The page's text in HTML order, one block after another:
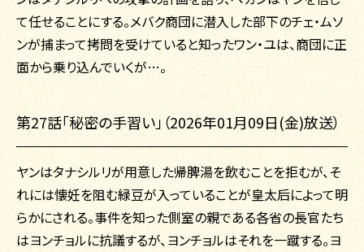
て任せることにする。メバク商団に潜入した部下のチェ・ムソ
ンが捕まって拷問を受けていると知ったワン・ユは、商団に正
面から乗り込んでいくが…。
第27話「秘密の手習い」（2026年01月09日(金)放送）
ヤンはタナシルリが用意した帰脾湯を飲むことを拒むが、そ
れには懐妊を阻む緑豆が入っていることが皇太后によって明
らかにされる。事件を知った側室の親である各省の長官たち
はヨンチョルに抗議するが、ヨンチョルはそれを一蹴する。ヨ